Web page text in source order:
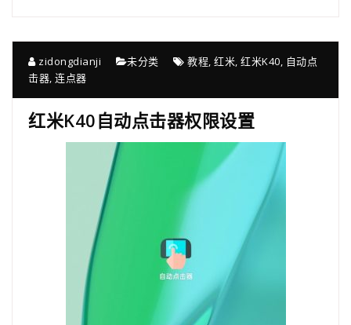
zidongdianji 未分类 教程, 红米, 红米K40, 自动点
击器, 连点器
红米K40自动点击器权限设置